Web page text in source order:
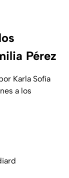
Pérez
Karla Sofía
a los